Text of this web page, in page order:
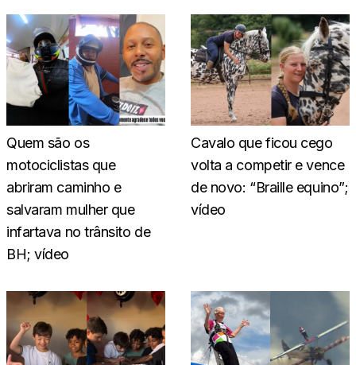
Quem são os
motociclistas que
abriram caminho e
salvaram mulher que
infartava no trânsito de
BH; vídeo
Cavalo que ficou cego
volta a competir e vence
de novo: “Braille equino”;
vídeo